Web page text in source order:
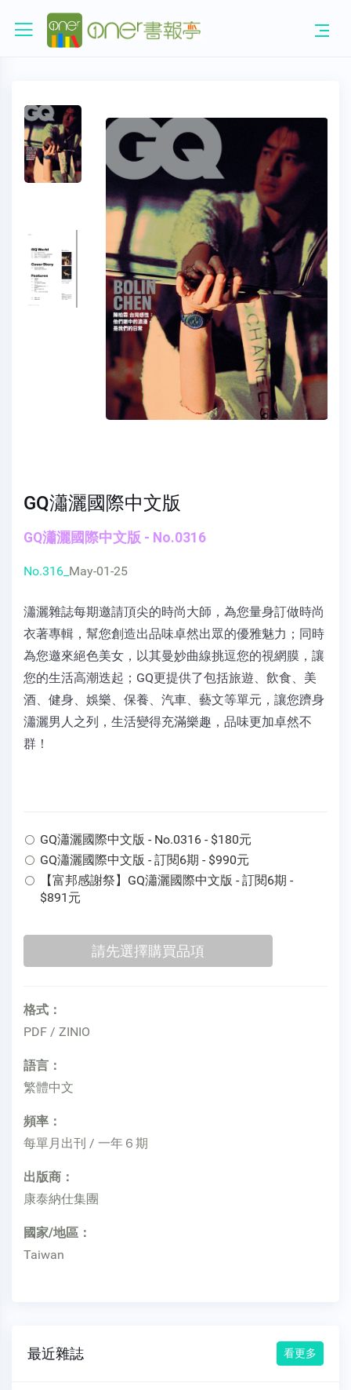
GQ瀟灑國際中文版
GQ瀟灑國際中文版 - No.0316
No.316_ May-01-25
瀟灑雜誌每期邀請頂尖的時尚大師，為您量身訂做時尚
衣著專輯，幫您創造出品味卓然出眾的優雅魅力；同時
為您邀來絕色美女，以其曼妙曲線挑逗您的視網膜，讓
您的生活高潮迭起；GQ更提供了包括旅遊、飲食、美
酒、健身、娛樂、保養、汽車、藝文等單元，讓您躋身
瀟灑男人之列，生活變得充滿樂趣，品味更加卓然不
群！
GQ瀟灑國際中文版 - No.0316 - $180元
GQ瀟灑國際中文版 - 訂閱6期 - $990元
【富邦感謝祭】GQ瀟灑國際中文版 - 訂閱6期 -
$891元
格式：
PDF / ZINIO
語言：
繁體中文
頻率：
每單月出刊 / 一年６期
出版商：
康泰納仕集團
國家/地區：
Taiwan
最近雜誌 看更多